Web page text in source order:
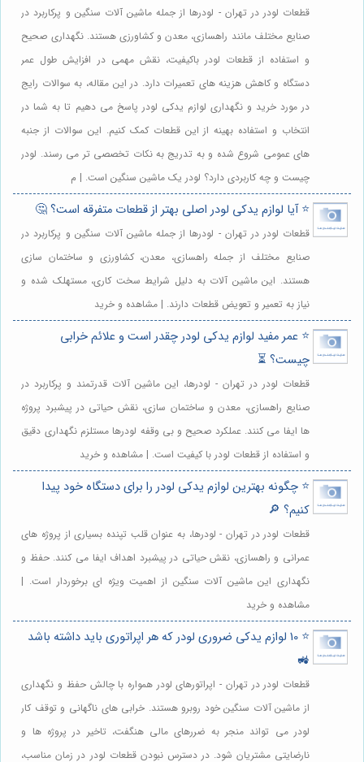
قطعات لودر در تهران - لودرها از جمله ماشین آلات سنگین و پرکاربرد در
صنایع مختلف مانند راهسازی، معدن و کشاورزی هستند. نگهداری صحیح
و استفاده از قطعات لودر باکیفیت، نقش مهمی در افزایش طول عمر
دستگاه و کاهش هزینه های تعمیرات دارد. در این مقاله، به سوالات رایج
در مورد خرید و نگهداری لوازم یدکی لودر پاسخ می دهیم تا به شما در
انتخاب و استفاده بهینه از این قطعات کمک کنیم. این سوالات از جنبه
های عمومی شروع شده و به تدریج به نکات تخصصی تر می رسند. لودر
چیست و چه کاربردی دارد؟ لودر یک ماشین سنگین است. | م
⭐️ آیا لوازم یدکی لودر اصلی بهتر از قطعات متفرقه است؟ 🤔
قطعات لودر در تهران - لودرها از جمله ماشین آلات سنگین و پرکاربرد در
صنایع مختلف از جمله راهسازی، معدن، کشاورزی و ساختمان سازی
هستند. این ماشین آلات به دلیل شرایط سخت کاری، مستهلک شده و
نیاز به تعمیر و تعویض قطعات دارند. | مشاهده و خرید
⭐️ عمر مفید لوازم یدکی لودر چقدر است و علائم خرابی
چیست؟ ⏳
قطعات لودر در تهران - لودرها، این ماشین آلات قدرتمند و پرکاربرد در
صنایع راهسازی، معدن و ساختمان سازی، نقش حیاتی در پیشبرد پروژه
ها ایفا می کنند. عملکرد صحیح و بی وقفه لودرها مستلزم نگهداری دقیق
و استفاده از قطعات لودر با کیفیت است. | مشاهده و خرید
⭐️ چگونه بهترین لوازم یدکی لودر را برای دستگاه خود پیدا
کنیم؟ 🔎
قطعات لودر در تهران - لودرها، به عنوان قلب تپنده بسیاری از پروژه های
عمرانی و راهسازی، نقش حیاتی در پیشبرد اهداف ایفا می کنند. حفظ و
نگهداری این ماشین آلات سنگین از اهمیت ویژه ای برخوردار است. |
مشاهده و خرید
⭐️ 10 لوازم یدکی ضروری لودر که هر اپراتوری باید داشته باشد
🚜
قطعات لودر در تهران - اپراتورهای لودر همواره با چالش حفظ و نگهداری
از ماشین آلات سنگین خود روبرو هستند. خرابی های ناگهانی و توقف کار
لودر می تواند منجر به ضررهای مالی هنگفت، تاخیر در پروژه ها و
نارضایتی مشتریان شود. در دسترس نبودن قطعات لودر در زمان مناسب،